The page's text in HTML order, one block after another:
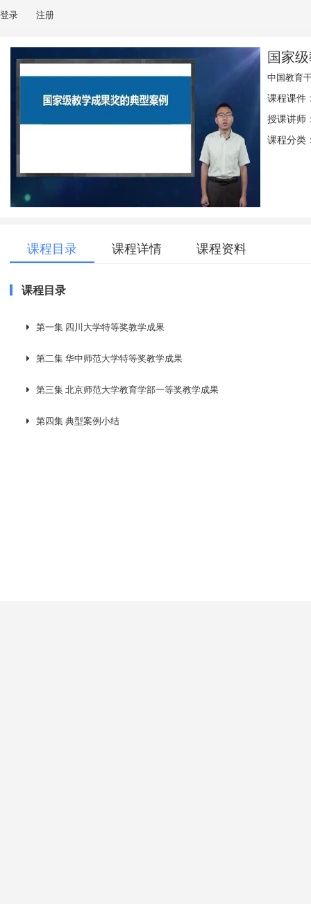
登录 注册
国家
中国教育
课程课件
授课讲师
课程分类
课程目录 课程详情 课程资料
课程目录
第一集 四川大学特等奖教学成果
第二集 华中师范大学特等奖教学成果
第三集 北京师范大学教育学部一等奖教学成果
第四集 典型案例小结